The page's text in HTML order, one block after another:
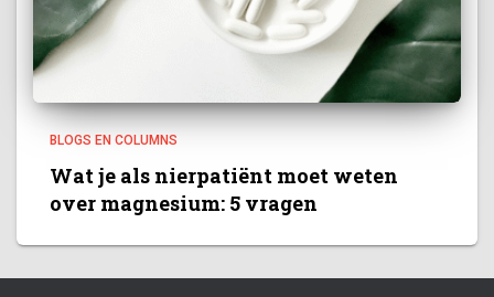
BLOGS EN COLUMNS
Wat je als nierpatiënt moet weten
over magnesium: 5 vragen